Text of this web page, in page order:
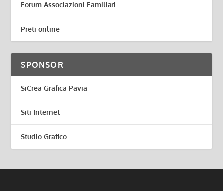
Forum Associazioni Familiari
Preti online
SPONSOR
SiCrea Grafica Pavia
Siti Internet
Studio Grafico